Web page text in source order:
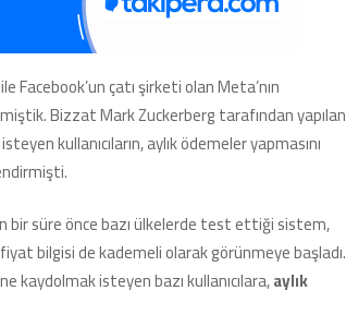
Sisteminin
Türkiye
Fiyatı
Açığa
Çıktı
için
Facebook’un çatı şirketi olan Meta’nın
Bizzat Mark Zuckerberg tarafından yapılan
kullanıcıların, aylık ödemeler yapmasını
bir süre önce bazı ülkelerde test ettiği sistem,
bilgisi de kademeli olarak görünmeye başladı.
kaydolmak isteyen bazı kullanıcılara,aylık